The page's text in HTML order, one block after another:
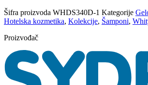
Šifra proizvoda WHDS340D-1 Kategorije
Hotelska kozmetika, Kolekcije, Šamponi,
Proizvođač